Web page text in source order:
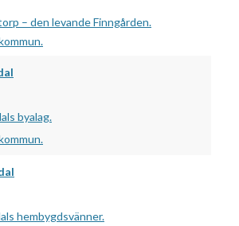
– den levande Finngården.
byalag.
hembygdsvänner.